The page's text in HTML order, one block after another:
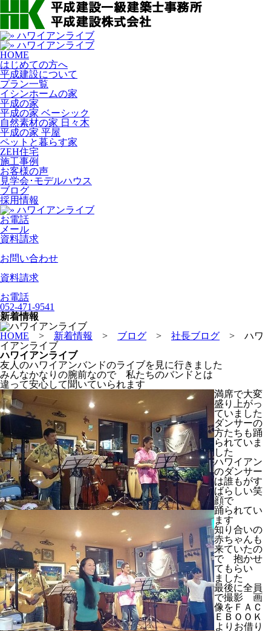
HOME
はじめての方へ
平成建設について
プラン一覧
イシンホームの家
平成の家
平成の家 ベーシック
自然素材の家 日々木
平成の家 平屋
ペットと暮らす家
ZEH住宅
施工事例
お客様の声
見学会･モデルハウス
ブログ
採用情報
お電話
メール
資料請求
お問い合わせ
資料請求
お電話
052-471-9541
新着情報
HOME > 新着情報 > ブログ > 社長ブログ > ハワ
イアンライブ
ハワイアンライブ
友人のハワイアンバンドのライブを見に行きました
みんなかなりの腕前なので 私たちのバンドとは
違って安心して聞いていられます
満席で大変
盛り上がっ
ていました
ダンサーの
方たちも踊
られていま
した
ハワイアン
のダンサー
は誰もがす
ばらしい笑
顔で
踊られてい
ます
知り合いの
赤ちゃんも
来ていたの
で 抱かせ
てもらい
ました
最後に全員
で撮影 画
像をＦＡＣ
ＥＢＯＯＫ
よりお借り